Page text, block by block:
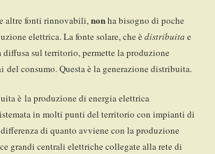
altre fonti rinnovabili,nonha bisogno di poche
elettrica. La fonte solare, che è distribuita e
sul territorio, permette la produzione
del consumo. Questa è la generazione distribuita.
è la produzione di energia elettrica
in molti punti del territorio con impianti di
di quanto avviene con la produzione
grandi centrali elettriche collegate alla rete di